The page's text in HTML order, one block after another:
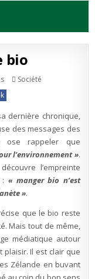
bio
sur
sur
le
Publié
Société
dernière chronique,
des messages des
ose rappeler que
l’environnement ».
l’empreinte
« manger bio n’est
».
que le bio reste
Mais tout de même,
médiatique autour
Il est clair que
Zélande en buvant